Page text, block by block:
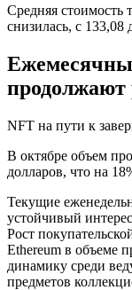
Средняя стоимость
снизилась, с 133,08
продолжают
NFT на пути к
В октябре объем
долларов, что на
Текущие
устойчивый
Рост
Ethereum в объеме
динамику среди
предметов